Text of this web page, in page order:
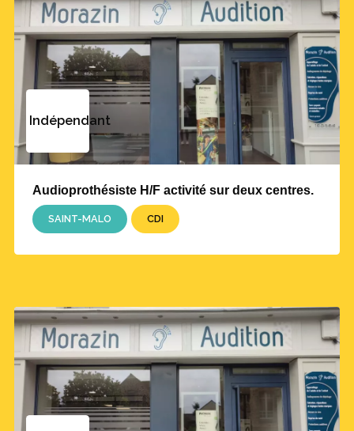
Indépendant
Audioprothésiste H/F activité sur deux centres.
SAINT-MALO CDI